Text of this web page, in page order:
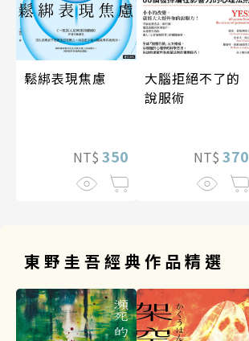
鬆綁表現焦慮
NT$ 350
大腦拒絕不了的
說服術
NT$ 370
東野圭吾經典作品精選